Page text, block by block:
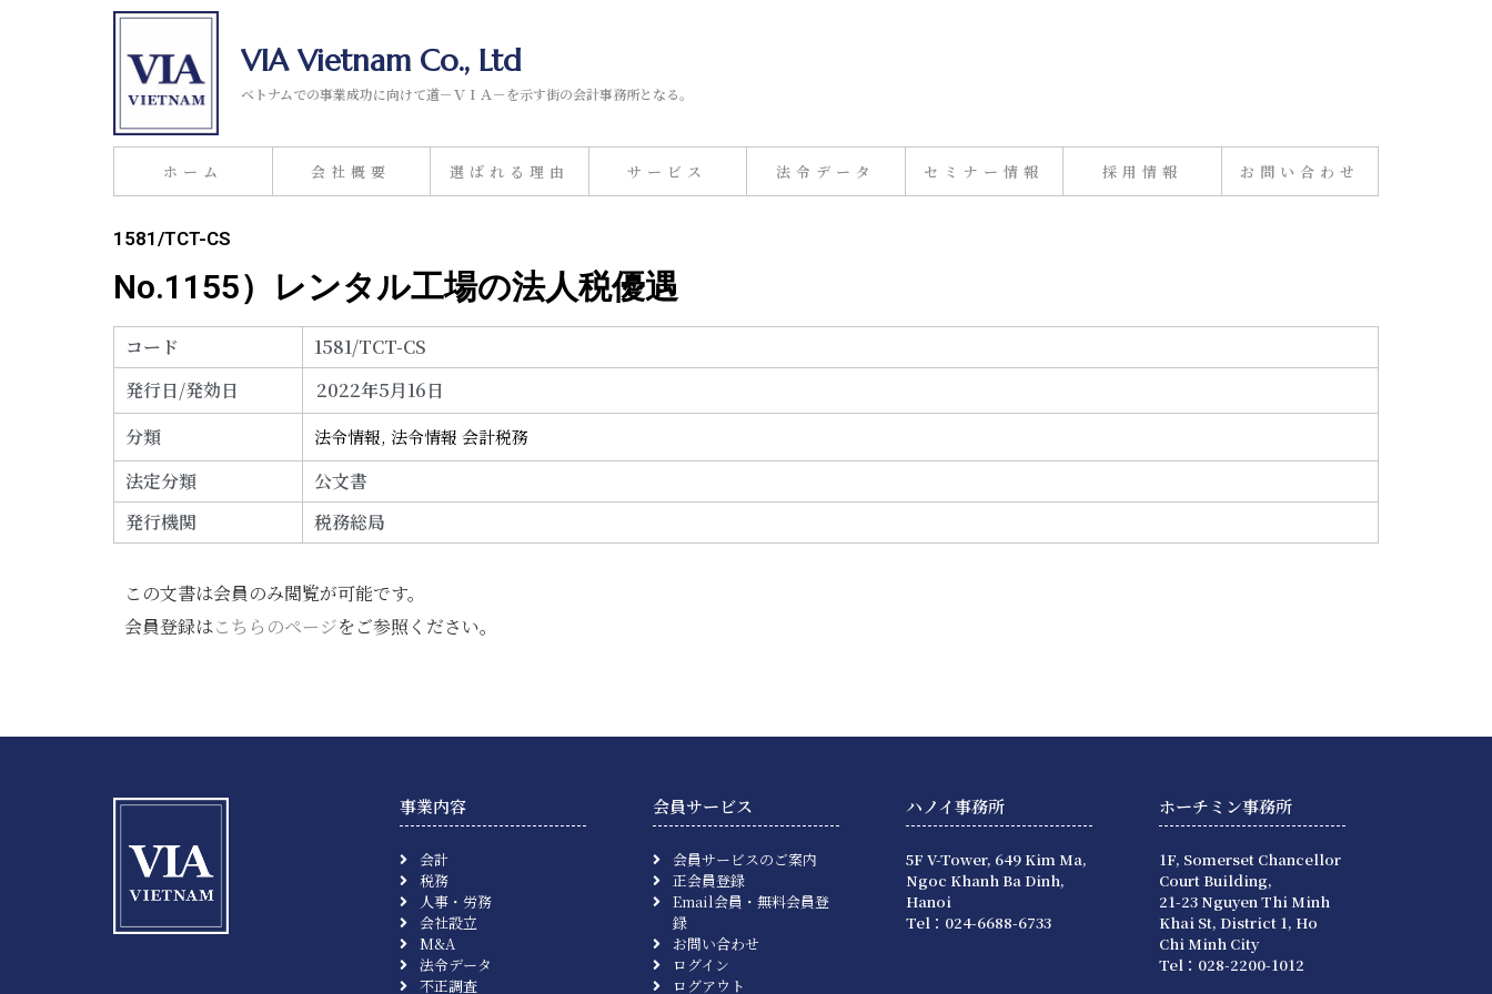
VIA Vietnam Co., Ltd
ベトナムでの事業成功に向けて道－ＶＩＡ－を示す街の会計事務所となる。
ホーム 会社概要 選ばれる理由 サービス 法令データ セミナー情報 採用情報 お問い合わせ
1581/TCT-CS
No.1155）レンタル工場の法人税優遇
コード
1581/TCT-CS
発行日/発効日
2022年5月16日
分類
法令情報, 法令情報 会計税務
法定分類
公文書
発行機関
税務総局
この文書は会員のみ閲覧が可能です。
会員登録はこちらのページをご参照ください。
事業内容
会計
税務
人事・労務
会社設立
M&A
法令データ
不正調査
会員サービス
会員サービスのご案内
正会員登録
Email会員・無料会員登
録
お問い合わせ
ログイン
ログアウト
ハノイ事務所
5F V-Tower, 649 Kim Ma,
Ngoc Khanh Ba Dinh,
Hanoi
Tel：024-6688-6733
ホーチミン事務所
1F, Somerset Chancellor
Court Building,
21-23 Nguyen Thi Minh
Khai St, District 1, Ho
Chi Minh City
Tel：028-2200-1012